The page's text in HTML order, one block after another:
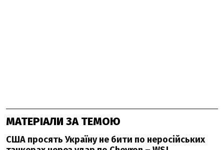
МАТЕРІАЛИ ЗА ТЕМОЮ
США просять Україну не бити по неросійських